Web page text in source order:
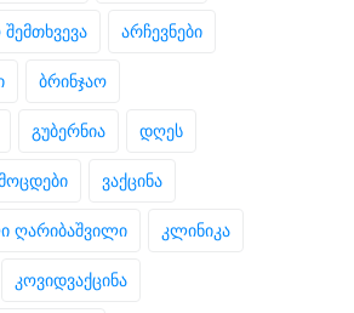
არჩევნები
ბრინჯაო
გუბერნია დღეს
ვაქცინა
ღარიბაშვილი კლინიკა
კოვიდვაქცინა